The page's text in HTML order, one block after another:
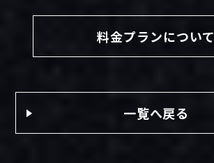
料金プランについて
一覧へ戻る